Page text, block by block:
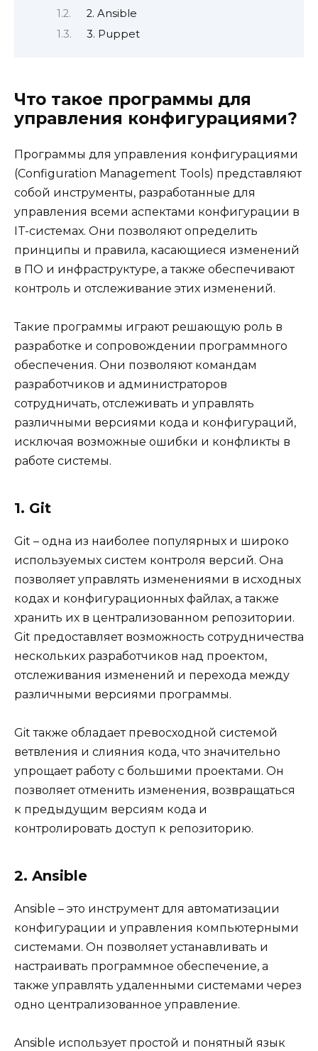
2. Ansible
3. Puppet
Что такое программы для
управления конфигурациями?
Программы для управления конфигурациями
(Configuration Management Tools) представляют
собой инструменты, разработанные для
управления всеми аспектами конфигурации в
IT-системах. Они позволяют определить
принципы и правила, касающиеся изменений
в ПО и инфраструктуре, а также обеспечивают
контроль и отслеживание этих изменений.
Такие программы играют решающую роль в
разработке и сопровождении программного
обеспечения. Они позволяют командам
разработчиков и администраторов
сотрудничать, отслеживать и управлять
различными версиями кода и конфигураций,
исключая возможные ошибки и конфликты в
работе системы.
1. Git
Git – одна из наиболее популярных и широко
используемых систем контроля версий. Она
позволяет управлять изменениями в исходных
кодах и конфигурационных файлах, а также
хранить их в централизованном репозитории.
Git предоставляет возможность сотрудничества
нескольких разработчиков над проектом,
отслеживания изменений и перехода между
различными версиями программы.
Git также обладает превосходной системой
ветвления и слияния кода, что значительно
упрощает работу с большими проектами. Он
позволяет отменить изменения, возвращаться
к предыдущим версиям кода и
контролировать доступ к репозиторию.
2. Ansible
Ansible – это инструмент для автоматизации
конфигурации и управления компьютерными
системами. Он позволяет устанавливать и
настраивать программное обеспечение, а
также управлять удаленными системами через
одно централизованное управление.
Ansible использует простой и понятный язык